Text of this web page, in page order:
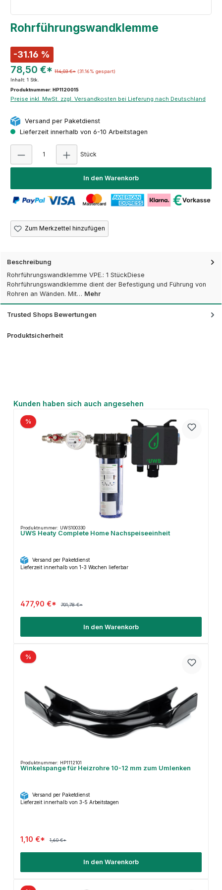
Rohrführungswandklemme
-31.16 %
78,50 €* 114,03 €* (31.16% gespart)
Inhalt: 1 Stk.
Produktnummer: HP1120015
Preise inkl. MwSt. zzgl. Versandkosten bei Lieferung nach Deutschland
Versand per Paketdienst
Lieferzeit innerhalb von 6-10 Arbeitstagen
Stück
In den Warenkorb
Zum Merkzettel hinzufügen
Beschreibung
Rohrführungswandklemme VPE.: 1 StückDiese
Rohrführungswandklemme dient der Befestigung und Führung von
Rohren an Wänden. Mit… Mehr
Trusted Shops Bewertungen
Produktsicherheit
Produktgalerie überspringen
Kunden haben sich auch angesehen
%
Produktnummer: UWS100330
UWS Heaty Complete Home Nachspeiseeinheit
Versand per Paketdienst
Lieferzeit innerhalb von 1-3 Wochen lieferbar
477,90 €* 701,78 €*
In den Warenkorb
%
Produktnummer: HP1112101
Winkelspange für Heizrohre 10-12 mm zum Umlenken
Versand per Paketdienst
Lieferzeit innerhalb von 3-5 Arbeitstagen
1,10 €* 1,60 €*
In den Warenkorb